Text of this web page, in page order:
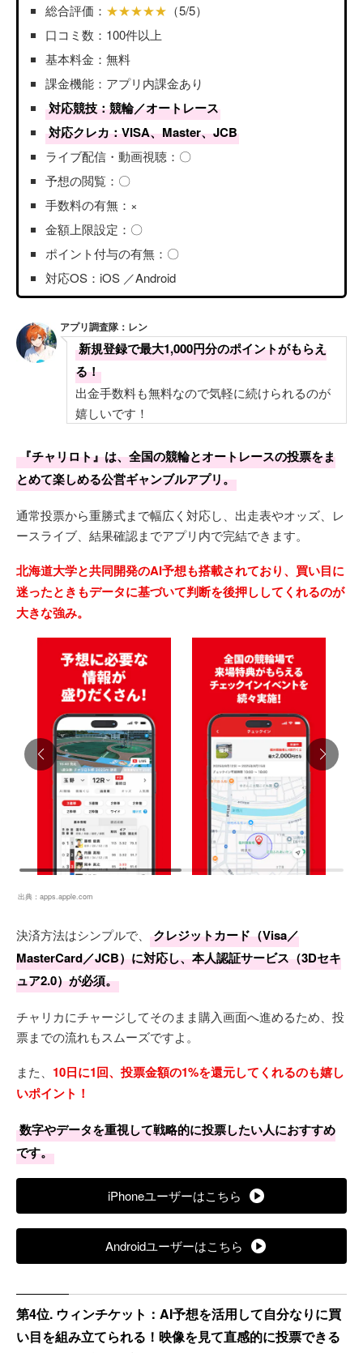
総合評価： ★★★★★ （5/5）
口コミ数：100件以上
基本料金：無料
課金機能：アプリ内課金あり
対応競技：競輪／オートレース
対応クレカ：VISA、Master、JCB
ライブ配信・動画視聴：〇
予想の閲覧：〇
手数料の有無：×
金額上限設定：〇
ポイント付与の有無：〇
対応OS：iOS ／Android
アプリ調査隊：レン
新規登録で最大1,000円分のポイントがもらえ
る！
出金手数料も無料なので気軽に続けられるのが
嬉しいです！
『チャリロト』は、全国の競輪とオートレースの投票をま
とめて楽しめる公営ギャンブルアプリ。
通常投票から重勝式まで幅広く対応し、出走表やオッズ、レ
ースライブ、結果確認までアプリ内で完結できます。
北海道大学と共同開発のAI予想も搭載されており、買い目に
迷ったときもデータに基づいて判断を後押ししてくれるのが
大きな強み。
出典： apps.apple.com
決済方法はシンプルで、
クレジットカード（Visa／
MasterCard／JCB）に対応し、本人認証サービス（3Dセキ
ュア2.0）が必須。
チャリカにチャージしてそのまま購入画面へ進めるため、投
票までの流れもスムーズですよ。
また、 10日に1回、投票金額の1%を還元してくれるのも嬉し
いポイント！
数字やデータを重視して戦略的に投票したい人におすすめ
です。
iPhoneユーザーはこちら
Androidユーザーはこちら
第4位. ウィンチケット：AI予想を活用して自分なりに買
い目を組み立てられる！映像を見て直感的に投票できる